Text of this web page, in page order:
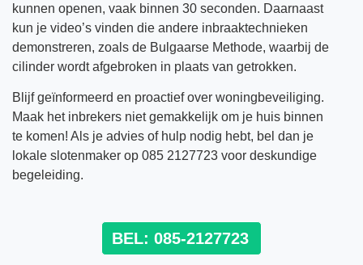
kunnen openen, vaak binnen 30 seconden. Daarnaast
kun je video’s vinden die andere inbraaktechnieken
demonstreren, zoals de Bulgaarse Methode, waarbij de
cilinder wordt afgebroken in plaats van getrokken.
Blijf geïnformeerd en proactief over woningbeveiliging.
Maak het inbrekers niet gemakkelijk om je huis binnen
te komen! Als je advies of hulp nodig hebt, bel dan je
lokale slotenmaker op 085 2127723 voor deskundige
begeleiding.
BEL: 085-2127723